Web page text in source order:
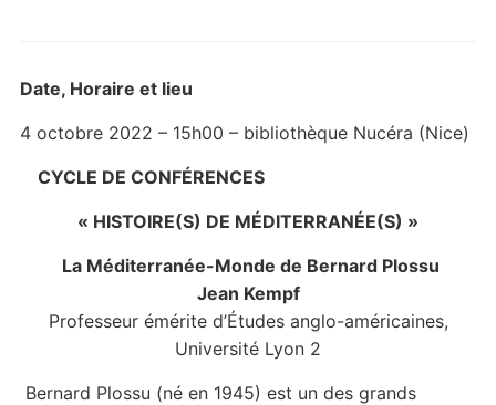
Date, Horaire et lieu
4 octobre 2022 – 15h00 – bibliothèque Nucéra (Nice)
CYCLE DE CONFÉRENCES
« HISTOIRE(S) DE MÉDITERRANÉE(S) »
La Méditerranée-Monde de Bernard Plossu
Jean Kempf
Professeur émérite d’Études anglo-américaines,
Université Lyon 2
Bernard Plossu (né en 1945) est un des grands